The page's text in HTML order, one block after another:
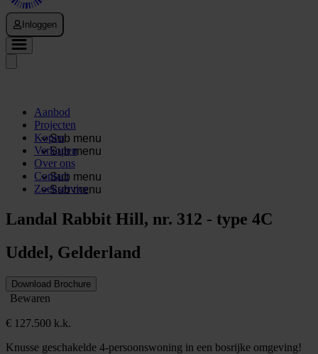
Inloggen
Aanbod
Projecten
Sub menu
Kopen
Sub menu
Verkopen
Over ons
Sub menu
Contact
Sub menu
Zoekservice
Landal Rabbit Hill, nr. 312 - type 4C
Uddel, Gelderland
Download Brochure
Bewaren
€ 127.500 k.k.
Knusse geschakelde 4-persoonswoning in een bosrijke omgeving!